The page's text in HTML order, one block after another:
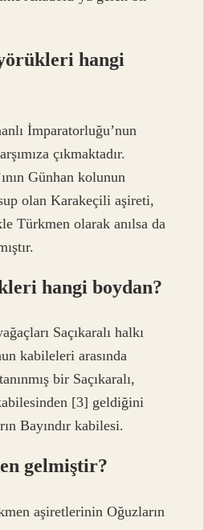
hangi
İmparatorluğu’nun
çıkmaktadır.
Günhan kolunun
olan Karakeçili aşireti,
Türkmen olarak anılsa da
hangi boydan?
Saçıkaralı halkı
kabileleri arasında
bir Saçıkaralı,
[3] geldiğini
Bayındır kabilesi.
gelmiştir?
aşiretlerinin Oğuzların